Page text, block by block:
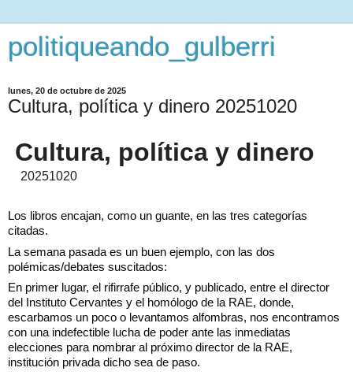
politiqueando_gulberri
lunes, 20 de octubre de 2025
Cultura, política y dinero 20251020
Cultura, política y dinero
20251020
Los libros encajan, como un guante, en las tres categorías
citadas.
La semana pasada es un buen ejemplo, con las dos
polémicas/debates suscitados:
En primer lugar, el rifirrafe público, y publicado, entre el director
del Instituto Cervantes y el homólogo de la RAE, donde,
escarbamos un poco o levantamos alfombras, nos encontramos
con una indefectible lucha de poder ante las inmediatas
elecciones para nombrar al próximo director de la RAE,
institución privada dicho sea de paso.